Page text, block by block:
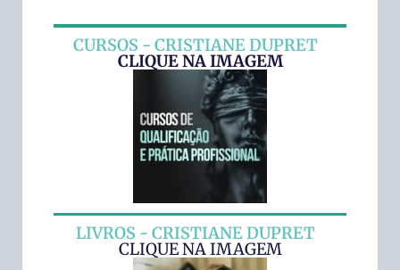
CURSOS - CRISTIANE DUPRET
CLIQUE NA IMAGEM
LIVROS - CRISTIANE DUPRET
CLIQUE NA IMAGEM